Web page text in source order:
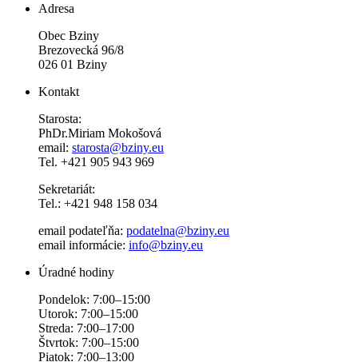
Adresa
Obec Bziny
Brezovecká 96/8
026 01 Bziny
Kontakt
Starosta:
PhDr.Miriam Mokošová
email: starosta@bziny.eu
Tel. +421 905 943 969
Sekretariát:
Tel.: +421 948 158 034
email podateľňa: podatelna@bziny.eu
email informácie: info@bziny.eu
Úradné hodiny
Pondelok: 7:00–15:00
Utorok: 7:00–15:00
Streda: 7:00–17:00
Štvrtok: 7:00–15:00
Piatok: 7:00–13:00